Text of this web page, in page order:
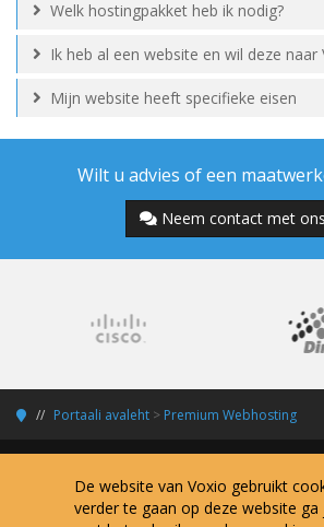
Welk hostingpakket heb ik nodig?
Ik heb al een website en wil deze naar
Mijn website heeft specifieke eisen
Wilt u advies of een
Neem contact met
Portaali avaleht > Premium Webhosting
Copyright © 2026 Voxio Internet
De website van Voxio gebruikt
verder te gaan op deze website